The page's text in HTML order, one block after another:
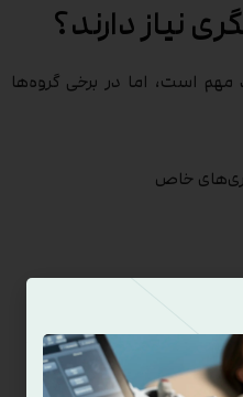
نیاز دارند؟
مهم است، اما در برخی گروه‌ها
خاص